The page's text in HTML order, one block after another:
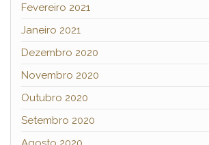
Fevereiro 2021
Janeiro 2021
Dezembro 2020
Novembro 2020
Outubro 2020
Setembro 2020